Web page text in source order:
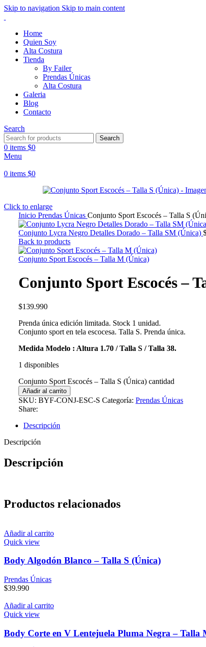
Skip to navigation Skip to main content
Home
Quien Soy
Alta Costura
Tienda
By Failer
Prendas Únicas
Alta Costura
Galeria
Blog
Contacto
Search
Search
0 items $0
Menu
0 items $0
Click to enlarge
Inicio Prendas Únicas Conjunto Sport Escocés – Talla S
Conjunto Lycra Negro Detalles Dorado – Talla SM (Única)
Back to products
Conjunto Sport Escocés – Talla M (Única)
Conjunto Sport Escocés –
$139.990
Prenda única edición limitada. Stock 1 unidad.
Conjunto sport en tela escocesa. Talla S. Prenda única.
Medida Modelo : Altura 1.70 / Talla S / Talla 38.
1 disponibles
Conjunto Sport Escocés – Talla S (Única) cantidad
Añadir al carrito
SKU: BYF-CONJ-ESC-S Categoría: Prendas Únicas
Share:
Descripción
Descripción
Descripción
Productos relacionados
Añadir al carrito
Quick view
Body Algodón Blanco – Talla S (Única)
Prendas Únicas
$39.990
Añadir al carrito
Quick view
Body Corte en V Lentejuela Pluma Negra – Talla